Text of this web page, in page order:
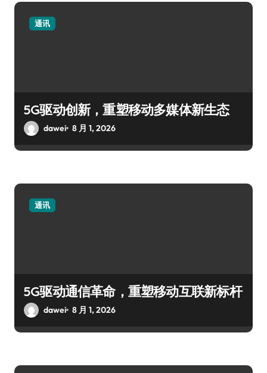
通讯
5G驱动创新，重塑移动多媒体新生态
dawei 8 月 1, 2026
通讯
5G驱动通信革命，重塑移动互联新标杆
dawei 8 月 1, 2026